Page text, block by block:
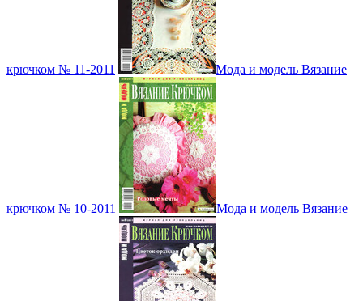
крючком № 11-2011 Мода и модель Вязание
крючком № 10-2011 Мода и модель Вязание